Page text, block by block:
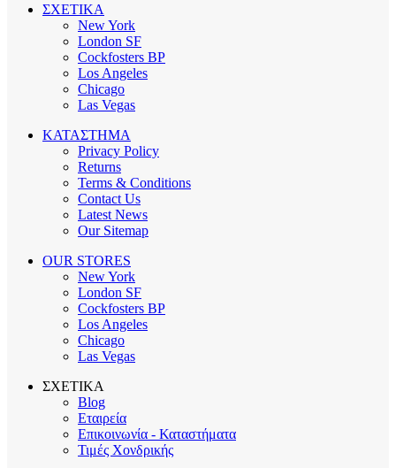
ΣΧΕΤΙΚΑ
New York
London SF
Cockfosters BP
Los Angeles
Chicago
Las Vegas
ΚΑΤΑΣΤΗΜΑ
Privacy Policy
Returns
Terms & Conditions
Contact Us
Latest News
Our Sitemap
OUR STORES
New York
London SF
Cockfosters BP
Los Angeles
Chicago
Las Vegas
ΣΧΕΤΙΚΑ
Blog
Εταιρεία
Επικοινωνία - Καταστήματα
Τιμές Χονδρικής